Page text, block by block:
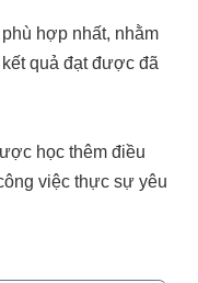
hợp nhất, nhằm
quả đạt được đã
học thêm điều
việc thực sự yêu